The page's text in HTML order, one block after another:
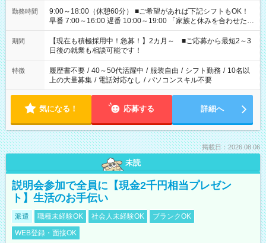
勤務時間
9:00～18:00（休憩60分） ■ご希望があれば下記シフトもOK！
早番 7:00～16:00 遅番 10:00～19:00 「家族と休みを合わせた
い」 「余裕を持って夕飯の準備がしたい」 「できれば残業はし
たくない」 など、ご希望を教えてくださいね。 ※Wワーク希望
の方へ 今ご覧のお仕事で希望する勤務時間と、もう1つのお仕事
の勤務時間。 合計で週40時間を超える場合は応募できません。
期間
【現在も積極採用中！急募！】2カ月～ ■ご応募から最短2～3
日後の就業も相談可能です！
特徴 履歴書不要 / 40～50代活躍中 / 服装自由 / シフト勤務 / 10名以
上の大量募集 / 電話対応なし / パソコンスキル不要
気になる！ 応募する 詳細へ
掲載日：2026.08.06
未読
説明会参加で全員に【現金2千円相当プレゼン
ト】生活のお手伝い
派遣 職種未経験OK 社会人未経験OK
ブランクOK
WEB登録・面接OK